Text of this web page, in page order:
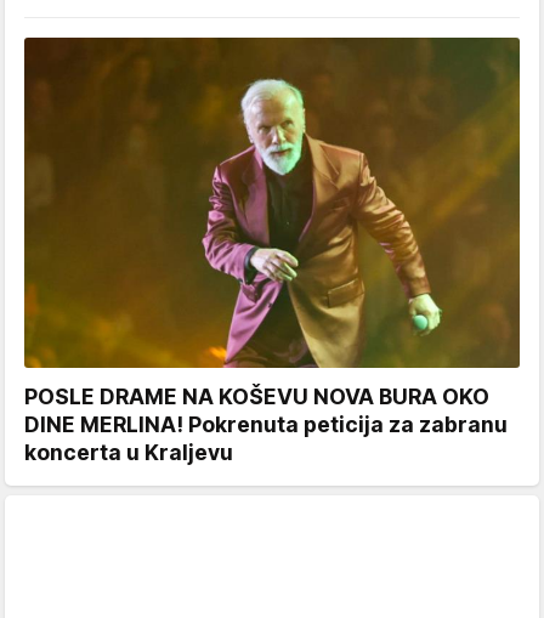
POSLE DRAME NA KOŠEVU NOVA BURA OKO
DINE MERLINA! Pokrenuta peticija za zabranu
koncerta u Kraljevu